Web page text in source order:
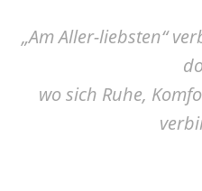
„Am Aller-liebsten“
wo sich Ruhe,